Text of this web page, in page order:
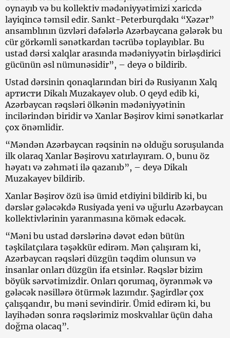
oynayıb və bu kollektiv mədəniyyətimizi xaricdə
layiqincə təmsil edir. Sankt-Peterburqdakı “Xəzər”
ansamblının üzvləri dəfələrlə Azərbaycana gələrək bu
cür görkəmli sənətkardan təcrübə toplayıblar. Bu
ustad dərsi xalqlar arasında mədəniyyətin birləşdirici
gücünün əsl nümunəsidir”, – deyə o bildirib.
Ustad dərsinin qonaqlarından biri də Rusiyanın Xalq
артисти Dikalı Muzakayev olub. O qeyd edib ki,
Azərbaycan rəqsləri ölkənin mədəniyyətinin
incilərindən biridir və Xanlar Bəşirov kimi sənətkarlar
çox önəmlidir.
“Məndən Azərbaycan rəqsinin nə olduğu soruşulanda
ilk olaraq Xanlar Bəşirovu xatırlayıram. O, bunu öz
həyatı və zəhməti ilə qazanıb”, – deyə Dikalı
Muzakayev bildirib.
Xanlar Bəşirov özü isə ümid etdiyini bildirib ki, bu
dərslər gələcəkdə Rusiyada yeni və uğurlu Azərbaycan
kollektivlərinin yaranmasına kömək edəcək.
“Məni bu ustad dərslərinə dəvət edən bütün
təşkilatçılara təşəkkür edirəm. Mən çalışıram ki,
Azərbaycan rəqsləri düzgün təqdim olunsun və
insanlar onları düzgün ifa etsinlər. Rəqslər bizim
böyük sərvətimizdir. Onları qorumaq, öyrənmək və
gələcək nəsillərə ötürmək lazımdır. Şagirdlər çox
çalışqandır, bu məni sevindirir. Ümid edirəm ki, bu
layihədən sonra rəqslərimiz moskvalılar üçün daha
doğma olacaq”.